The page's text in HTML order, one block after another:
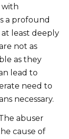
with
a profound
at least deeply
not as
as they
lead to
need to
necessary.
abuser
cause of